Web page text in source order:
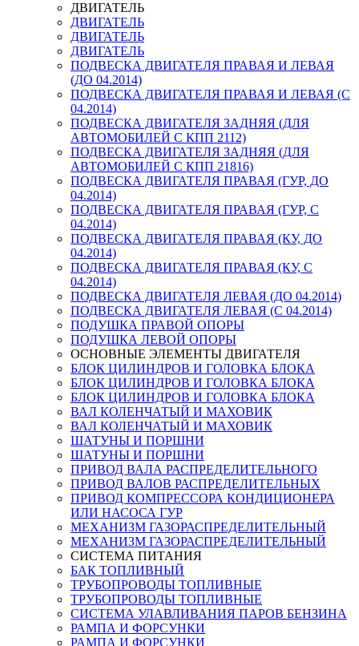
ДВИГАТЕЛЬ
ДВИГАТЕЛЬ
ДВИГАТЕЛЬ
ДВИГАТЕЛЬ
ПОДВЕСКА ДВИГАТЕЛЯ ПРАВАЯ И ЛЕВАЯ
(ДО 04.2014)
ПОДВЕСКА ДВИГАТЕЛЯ ПРАВАЯ И ЛЕВАЯ (С
04.2014)
ПОДВЕСКА ДВИГАТЕЛЯ ЗАДНЯЯ (ДЛЯ
АВТОМОБИЛЕЙ С КПП 2112)
ПОДВЕСКА ДВИГАТЕЛЯ ЗАДНЯЯ (ДЛЯ
АВТОМОБИЛЕЙ С КПП 21816)
ПОДВЕСКА ДВИГАТЕЛЯ ПРАВАЯ (ГУР, ДО
04.2014)
ПОДВЕСКА ДВИГАТЕЛЯ ПРАВАЯ (ГУР, С
04.2014)
ПОДВЕСКА ДВИГАТЕЛЯ ПРАВАЯ (КУ, ДО
04.2014)
ПОДВЕСКА ДВИГАТЕЛЯ ПРАВАЯ (КУ, С
04.2014)
ПОДВЕСКА ДВИГАТЕЛЯ ЛЕВАЯ (ДО 04.2014)
ПОДВЕСКА ДВИГАТЕЛЯ ЛЕВАЯ (С 04.2014)
ПОДУШКА ПРАВОЙ ОПОРЫ
ПОДУШКА ЛЕВОЙ ОПОРЫ
ОСНОВНЫЕ ЭЛЕМЕНТЫ ДВИГАТЕЛЯ
БЛОК ЦИЛИНДРОВ И ГОЛОВКА БЛОКА
БЛОК ЦИЛИНДРОВ И ГОЛОВКА БЛОКА
БЛОК ЦИЛИНДРОВ И ГОЛОВКА БЛОКА
ВАЛ КОЛЕНЧАТЫЙ И МАХОВИК
ВАЛ КОЛЕНЧАТЫЙ И МАХОВИК
ШАТУНЫ И ПОРШНИ
ШАТУНЫ И ПОРШНИ
ПРИВОД ВАЛА РАСПРЕДЕЛИТЕЛЬНОГО
ПРИВОД ВАЛОВ РАСПРЕДЕЛИТЕЛЬНЫХ
ПРИВОД КОМПРЕССОРА КОНДИЦИОНЕРА
ИЛИ НАСОСА ГУР
МЕХАНИЗМ ГАЗОРАСПРЕДЕЛИТЕЛЬНЫЙ
МЕХАНИЗМ ГАЗОРАСПРЕДЕЛИТЕЛЬНЫЙ
СИСТЕМА ПИТАНИЯ
БАК ТОПЛИВНЫЙ
ТРУБОПРОВОДЫ ТОПЛИВНЫЕ
ТРУБОПРОВОДЫ ТОПЛИВНЫЕ
СИСТЕМА УЛАВЛИВАНИЯ ПАРОВ БЕНЗИНА
РАМПА И ФОРСУНКИ
РАМПА И ФОРСУНКИ